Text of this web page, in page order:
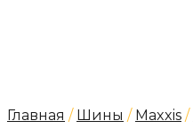
Главная / Шины / Maxxis /